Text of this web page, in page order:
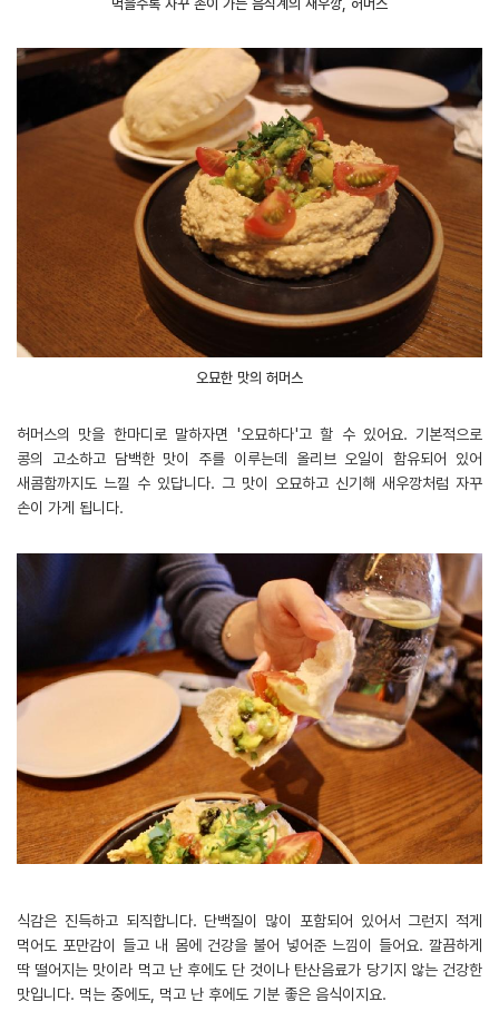
먹을수록 자꾸 손이 가는 음식계의 새우깡, 허머스
오묘한 맛의 허머스
허머스의 맛을 한마디로 말하자면 '오묘하다'고 할 수 있어요. 기본적으로
콩의 고소하고 담백한 맛이 주를 이루는데 올리브 오일이 함유되어 있어
새콤함까지도 느낄 수 있답니다. 그 맛이 오묘하고 신기해 새우깡처럼 자꾸
손이 가게 됩니다.
식감은 진득하고 되직합니다. 단백질이 많이 포함되어 있어서 그런지 적게
먹어도 포만감이 들고 내 몸에 건강을 불어 넣어준 느낌이 들어요. 깔끔하게
딱 떨어지는 맛이라 먹고 난 후에도 단 것이나 탄산음료가 당기지 않는 건강한
맛입니다. 먹는 중에도, 먹고 난 후에도 기분 좋은 음식이지요.